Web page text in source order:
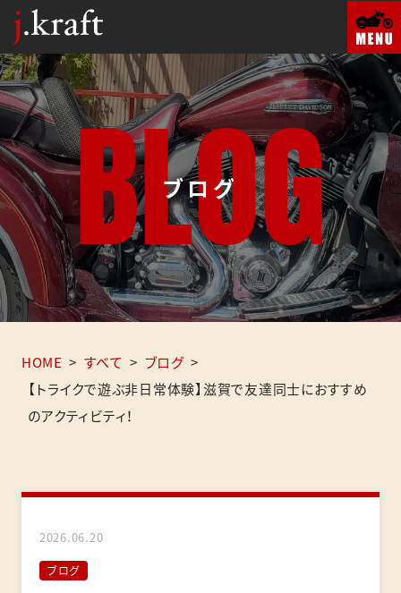
BLOG
ブログ
HOME > すべて > ブログ >
【トライクで遊ぶ非日常体験】滋賀で友達同士におすすめ
のアクティビティ！
2026.06.20
ブログ